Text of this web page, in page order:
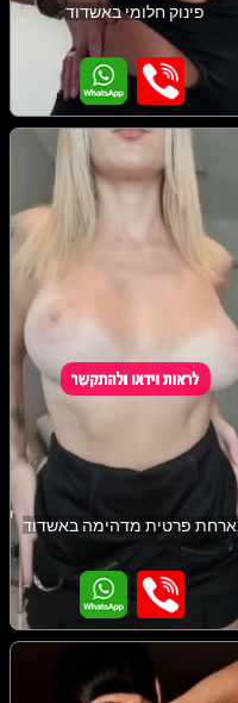
פינוק חלומי באשדוד
פרטית מדהימה באשדוד